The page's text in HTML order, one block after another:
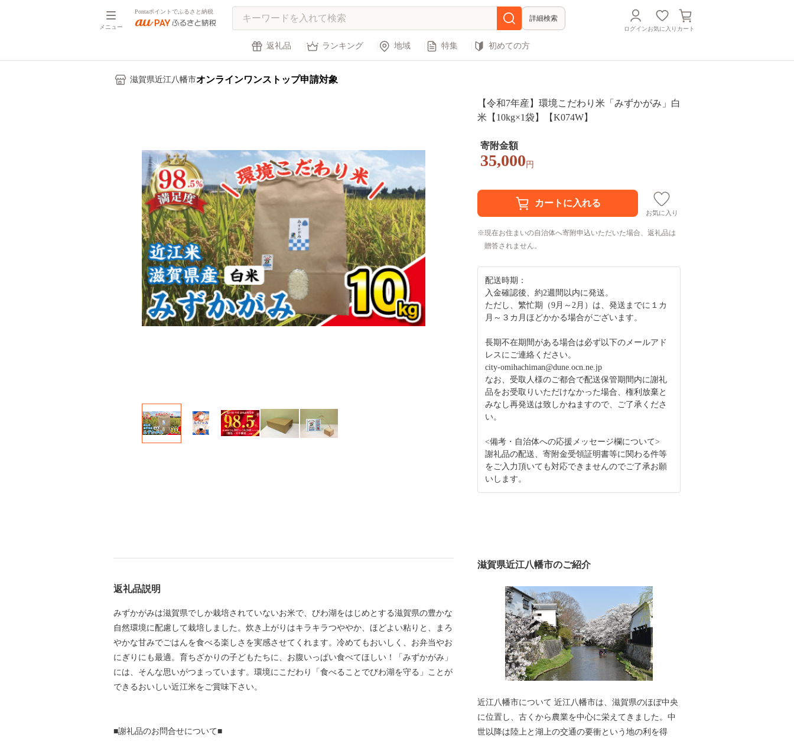
メニュー
Pontaポイントでふるさと納税
詳細検索
ログインお気に入り カート
返礼品 ランキング 地域 特集 初めての方
滋賀県近江八幡市オンラインワンストップ申請対象
【令和7年産】環境こだわり米「みずかがみ」白
米【10kg×1袋】【K074W】
寄附金額
35,000 円
お気に入り
現在お住まいの自治体へ寄附申込いただいた場合、返礼品は
贈答されません。
配送時期：
入金確認後、約2週間以内に発送。
ただし、繁忙期（9月～2月）は、発送までに１カ
月～３カ月ほどかかる場合がございます。
長期不在期間がある場合は必ず以下のメールアド
レスにご連絡ください。
city-omihachiman@dune.ocn.ne.jp
なお、受取人様のご都合で配送保管期間内に謝礼
品をお受取りいただけなかった場合、権利放棄と
みなし再発送は致しかねますので、ご了承くださ
い。
<備考・自治体への応援メッセージ欄について>
謝礼品の配送、寄附金受領証明書等に関わる件等
をご入力頂いても対応できませんのでご了承お願
いします。
返礼品説明
みずかがみは滋賀県でしか栽培されていないお米で、びわ湖をはじめとする滋賀県の豊かな
自然環境に配慮して栽培しました。炊き上がりはキラキラつややか、ほどよい粘りと、まろ
やかな甘みでごはんを食べる楽しさを実感させてくれます。冷めてもおいしく、お弁当やお
にぎりにも最適。育ちざかりの子どもたちに、お腹いっぱい食べてほしい！「みずかがみ」
には、そんな思いがつまっています。環境にこだわり「食べることでびわ湖を守る」ことが
できるおいしい近江米をご賞味下さい。
■謝礼品のお問合せについて■
滋賀県近江八幡市のご紹介
近江八幡市について 近江八幡市は、滋賀県のほぼ中央
に位置し、古くから農業を中心に栄えてきました。中
世以降は陸上と湖上の交通の要衝という地の利を得